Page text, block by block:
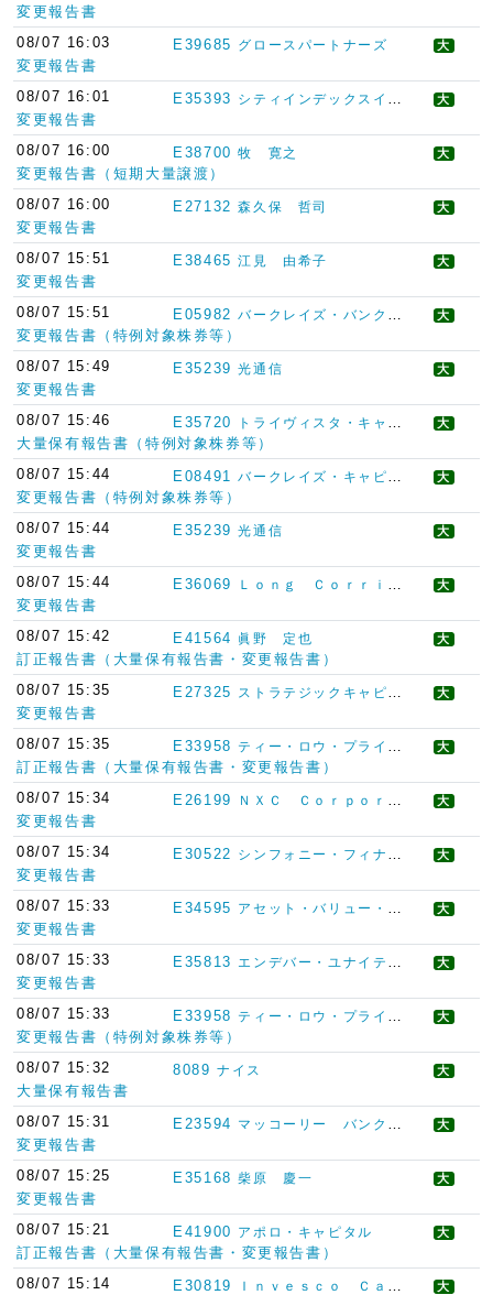
変更報告書
08/07 16:03
E39685 グロースパートナーズ 大
変更報告書
08/07 16:01
E35393 シティインデックスイレブンス 大
変更報告書
08/07 16:00
E38700 牧 寛之 大
変更報告書（短期大量譲渡）
08/07 16:00
E27132 森久保 哲司 大
変更報告書
08/07 15:51
E38465 江見 由希子 大
変更報告書
08/07 15:51
E05982 バークレイズ・バンク・ピーエルシー 大
変更報告書（特例対象株券等）
08/07 15:49
E35239 光通信 大
変更報告書
08/07 15:46
E35720 トライヴィスタ・キャピタル 大
大量保有報告書（特例対象株券等）
08/07 15:44
E08491 バークレイズ・キャピタル・セキュリティーズ・リミテッド 大
変更報告書（特例対象株券等）
08/07 15:44
E35239 光通信 大
変更報告書
08/07 15:44
E36069 Ｌｏｎｇ Ｃｏｒｒｉｄｏｒ Ａｓｓｅｔ Ｍａｎａｇｅｍｅｎｔ Ｌｉｍｉｔｅｄ 大
変更報告書
08/07 15:42
E41564 眞野 定也 大
訂正報告書（大量保有報告書・変更報告書）
08/07 15:35
E27325 ストラテジックキャピタル 大
変更報告書
08/07 15:35
E33958 ティー・ロウ・プライス・ジャパン 大
訂正報告書（大量保有報告書・変更報告書）
08/07 15:34
E26199 ＮＸＣ Ｃｏｒｐｏｒａｔｉｏｎ 大
変更報告書
08/07 15:34
E30522 シンフォニー・フィナンシャル・パートナーズ（シンガポール）ピーティーイー・リミテッド 大
変更報告書
08/07 15:33
E34595 アセット・バリュー・インベスターズ・リミテッド 大
変更報告書
08/07 15:33
E35813 エンデバー・ユナイテッド 大
変更報告書
08/07 15:33
E33958 ティー・ロウ・プライス・ジャパン 大
変更報告書（特例対象株券等）
08/07 15:32
8089 ナイス 大
大量保有報告書
08/07 15:31
E23594 マッコーリー バンク リミテッド 大
変更報告書
08/07 15:25
E35168 柴原 慶一 大
変更報告書
08/07 15:21
E41900 アポロ・キャピタル 大
訂正報告書（大量保有報告書・変更報告書）
08/07 15:14
E30819 Ｉｎｖｅｓｃｏ Ｃａｐｉｔａｌ Ｍａｎａｇｅｍｅｎｔ ＬＬＣ 大